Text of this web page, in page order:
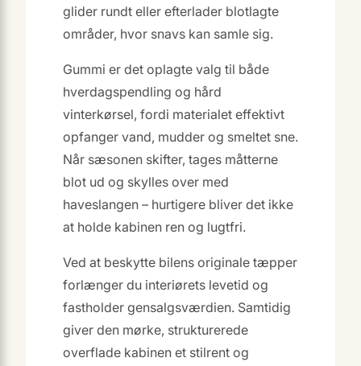
glider rundt eller efterlader blotlagte
områder, hvor snavs kan samle sig.
Gummi er det oplagte valg til både
hverdagspendling og hård
vinterkørsel, fordi materialet effektivt
opfanger vand, mudder og smeltet sne.
Når sæsonen skifter, tages måtterne
blot ud og skylles over med
haveslangen – hurtigere bliver det ikke
at holde kabinen ren og lugtfri.
Ved at beskytte bilens originale tæpper
forlænger du interiørets levetid og
fastholder gensalgsværdien. Samtidig
giver den mørke, strukturerede
overflade kabinen et stilrent og